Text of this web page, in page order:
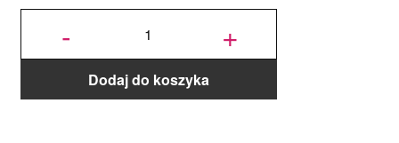
-
ilość
Gwiazda
Decora +
Dodaj do koszyka